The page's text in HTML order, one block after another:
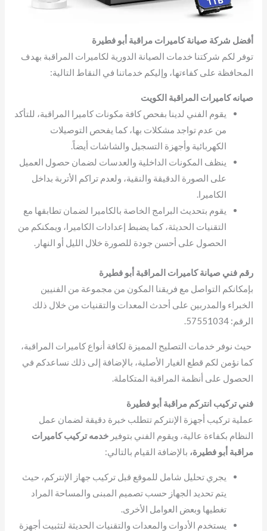
أفضل شركة صيانة كاميرات مراقبة أبو فطيرة
توفر لكم شركتنا خدمات الصيانة الدورية لكاميرات المراقبة بهدف
المحافظة على كفاءتها، وإليكم خدماتنا في النقاط التالية:
صيانه كاميرات المراقبة الكويت
يقوم الفني لدينا بفحص كافة مكونات كاميرا المراقبة، للتأكد
من عدم تواجد مشكلات بها، كما يفحص التوصيلات
الكهربائية وأجهزة التسجيل والشاشات أيضاً.
ينظف المكونات الداخلية والعدسات لضمان حصول العميل
على الصورة الدقيقة والنقية، ولعدم تراكم الأتربة بداخل
الكاميرا.
يقوم بتحديث البرامج الخاصة بالكاميرا لضمان تطابقها مع
التقنيات الحديثة، كما يضبط إعدادات الكاميرا، ويمكنكم من
الحصول على أحسن جودة للصورة خلال الليل أو النهار.
رقم فني صيانة كاميرات المراقبة أبو فطيرة
بإمكانكم التواصل مع فريقنا المكون من مجموعة من الفنيين
الخبراء والمدربين على أحدث المعدات والتقنيات من خلال ذلك
الرقم: 57551034.
حيث نوفر خدمات التصليح المميزة لكافة أنواع كاميرات المراقبة،
كما نؤمن لكم قطع الغيار الأصلية، بالإضافة إلى ذلك نساعدكم في
الحصول على أنظمة المراقبة المتكاملة.
فني تركيب انتركم مراقبة أبو فطيرة
عملية تركيب أجهزة الإنتركم تتطلب خبرة دقيقة لضمان عمل
النظام بكفاءة عالية، ويقوم الفني بتوفيرخدمه تركيب كاميرات
مراقبة أبو فطيرة، بالإضافة القيام بالتالي:
يجري تحليل شامل للموقع قبل تركيب جهاز الإنتركم، حيث
يتم تحديد الجهاز حسب تصميم المبنى والمساحة المراد
تغطيها وبعض العوامل الأخرى.
يستخدم الأدوات والمعدات والتقنيات الحديثة لتثبيت أجهزة